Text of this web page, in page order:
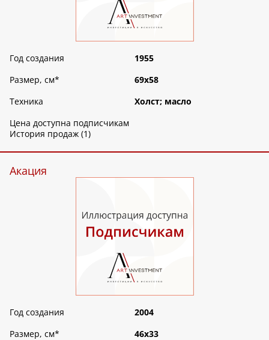
Год создания
1955
Размер, см*
69х58
Техника
Холст; масло
Цена доступна подписчикам
История продаж (1)
Акация
Год создания
2004
Размер, см*
46х33